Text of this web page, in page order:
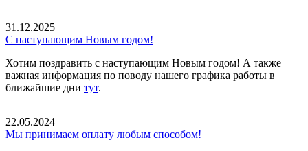
31.12.2025
С наступающим Новым годом!
Хотим поздравить с наступающим Новым годом! А также
важная информация по поводу нашего графика работы в
ближайшие дни тут.
22.05.2024
Мы принимаем оплату любым способом!